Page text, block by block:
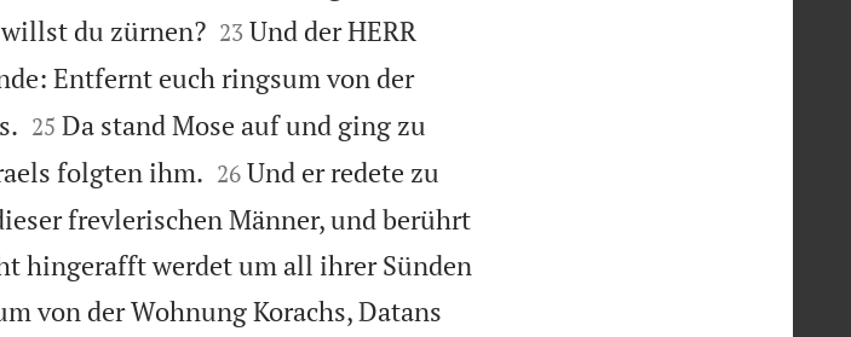
du zürnen?
23 Und der HERR
Entfernt euch ringsum von der

25 Da stand Mose auf und ging zu
folgten ihm.
26 Und er redete zu
frevlerischen Männer, und berührt
hingerafft werdet um all ihrer Sünden
von der Wohnung Korachs, Datans